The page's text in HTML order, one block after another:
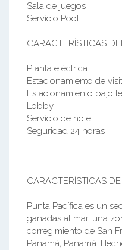
Sala de juegos
Servicio Pool
CARACTERÍSTICAS
Planta eléctrica
Estacionamiento de
Estacionamiento bajo
Lobby
Servicio de hotel
Seguridad 24 horas
CARACTERÍSTICAS
Punta Pacífica es un
ganadas al mar, una
corregimiento de San
Panamá, Panamá.